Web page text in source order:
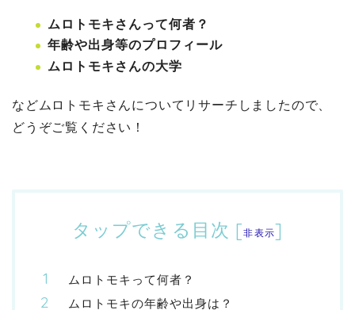
ムロトモキさんって何者？
年齢や出身等のプロフィール
ムロトモキさんの大学
などムロトモキさんについてリサーチしましたので、
どうぞご覧ください！
タップできる目次 [非表示]
ムロトモキって何者？
ムロトモキの年齢や出身は？